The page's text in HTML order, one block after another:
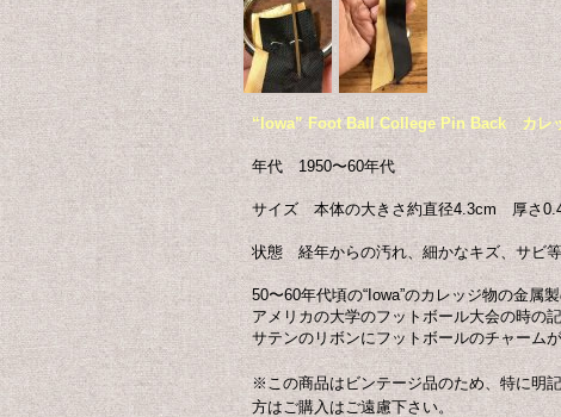
“Iowa” Foot Ball College Pin Back カ
年代 1950〜60年代
サイズ 本体の大きさ約直径4.3cm 厚さ
状態 経年からの汚れ、細かなキズ、サビ
50〜60年代頃の“Iowa”のカレッジ物の金属
アメリカの大学のフットボール大会の時の
サテンのリボンにフットボールのチャーム
※この商品はビンテージ品のため、特に明
方はご購入はご遠慮下さい。